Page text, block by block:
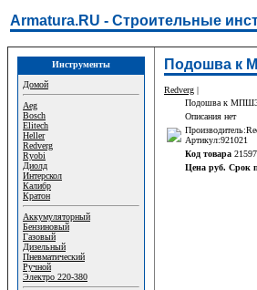
Armatura.RU - Строительные
Инструменты
Домой
Aeg
Bosch
Elitech
Heller
Redverg
Ryobi
Диолд
Интерскол
Калибр
Кратон
Аккумуляторный
Бензиновый
Газовый
Дизельный
Пневматический
Ручной
Электро 220-380
Подошва к
Redverg |
Подошва к МПШЭ
Описания нет
Артикул:921021
Код товара 21597
Цена руб. Срок